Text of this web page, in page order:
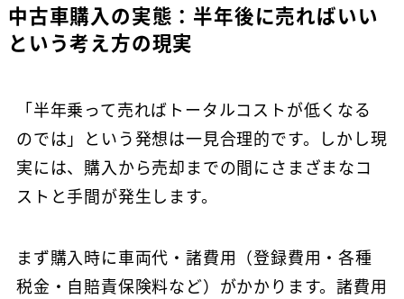
中古車購入の実態：半年後に売ればいい
という考え方の現実
「半年乗って売ればトータルコストが低くなる
のでは」という発想は一見合理的です。しかし現
実には、購入から売却までの間にさまざまなコ
ストと手間が発生します。
まず購入時に車両代・諸費用（登録費用・各種
税金・自賠責保険料など）がかかります。諸費用